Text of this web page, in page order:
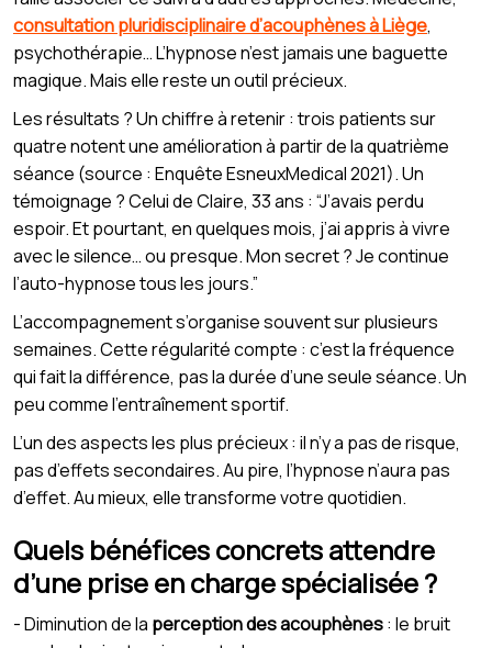
consultation pluridisciplinaire d’acouphènes à Liège,
psychothérapie… L’hypnose n’est jamais une baguette
magique. Mais elle reste un outil précieux.
Les résultats ? Un chiffre à retenir : trois patients sur
quatre notent une amélioration à partir de la quatrième
séance (source : Enquête EsneuxMedical 2021). Un
témoignage ? Celui de Claire, 33 ans : “J’avais perdu
espoir. Et pourtant, en quelques mois, j’ai appris à vivre
avec le silence… ou presque. Mon secret ? Je continue
l’auto-hypnose tous les jours.”
L’accompagnement s’organise souvent sur plusieurs
semaines. Cette régularité compte : c’est la fréquence
qui fait la différence, pas la durée d’une seule séance. Un
peu comme l’entraînement sportif.
L’un des aspects les plus précieux : il n’y a pas de risque,
pas d’effets secondaires. Au pire, l’hypnose n’aura pas
d’effet. Au mieux, elle transforme votre quotidien.
Quels bénéfices concrets attendre
d’une prise en charge spécialisée ?
- Diminution de la perception des acouphènes: le bruit